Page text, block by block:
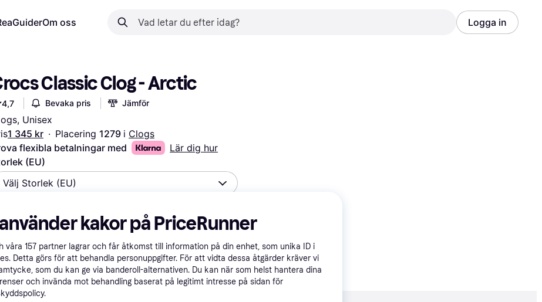
GuiderOm oss Logga in
Classic Clog - Arctic
4,7 Bevaka pris Jämför
Unisex
1 345 kr · Placering 1279 i Clogs
flexibla betalningar med
Lär dig hur
(EU)
Välj Storlek (EU)
287 kr
Specifikationer
kakor på PriceRunner
våra 157 partner lagrar och får åtkomst till information på din enhet, som unika ID i
Detta görs för att behandla personuppgifter. För att vidta dessa åtgärder kräver vi
som du kan ge via banderoll-alternativen. Du kan när som helst hantera dina
och invända mot behandling baserat på legitimt intresse på sidan för